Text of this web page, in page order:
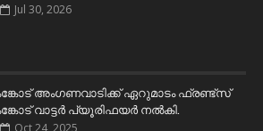
Jul 30, 2026
അംഗണവാടിക്ക് ഏറുമാടം ഫ്രണ്ട്സ്
വാട്ടർ പ്യൂരിഫയർ നൽകി.
Oct 24, 2025